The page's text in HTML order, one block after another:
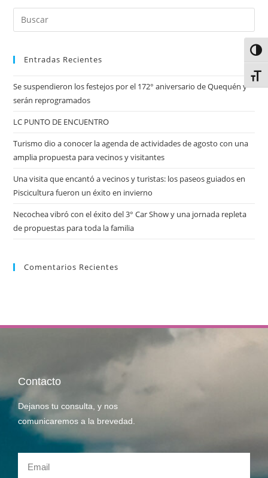
Entradas Recientes
Se suspendieron los festejos por el 172° aniversario de Quequén y
serán reprogramados
LC PUNTO DE ENCUENTRO
Turismo dio a conocer la agenda de actividades de agosto con una
amplia propuesta para vecinos y visitantes
Una visita que encantó a vecinos y turistas: los paseos guiados en
Piscicultura fueron un éxito en invierno
Necochea vibró con el éxito del 3° Car Show y una jornada repleta
de propuestas para toda la familia
Comentarios Recientes
Contacto
Dejanos tu consulta, y nos
comunicaremos a la brevedad.